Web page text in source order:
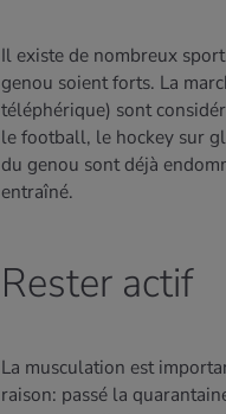
Il existe de nombreux
genou soient forts. La
téléphérique) sont
le football, le hockey sur
du genou sont déjà
entraîné.
Rester actif
La musculation est
raison: passé la